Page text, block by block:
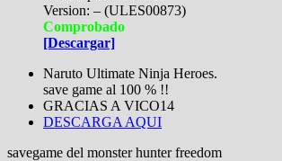
Version: – (ULES00873)
Comprobado
[Descargar]
Naruto Ultimate Ninja Heroes.
save game al 100 % !!
GRACIAS A VICO14
DESCARGA AQUI
savegame del monster hunter freedom